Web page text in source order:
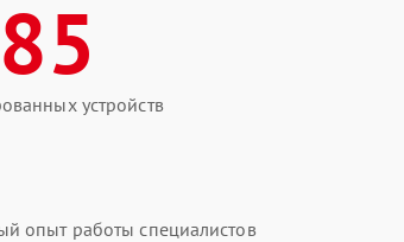
устройств
опыт работы специалистов